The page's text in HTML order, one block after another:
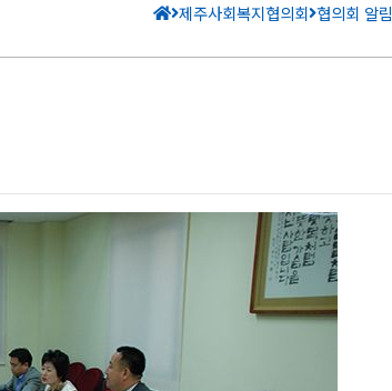
제주사회복지협의회 협의회 알림